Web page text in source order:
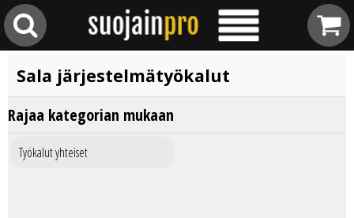
Sala järjestelmätyökalut
Rajaa kategorian mukaan
Työkalut yhteiset